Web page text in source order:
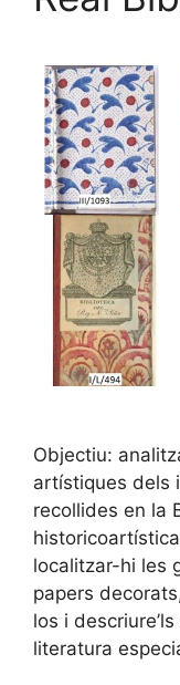
Objectiu:
artístiques dels
recollides en la
localitzar-hi les
papers
los i
literatura